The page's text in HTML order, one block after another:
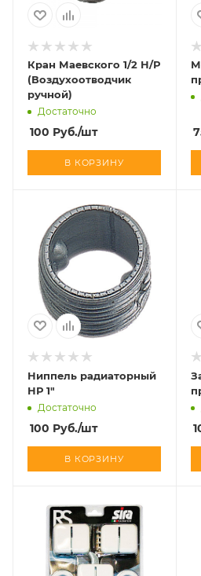
Кран Маевского 1/2 Н/Р
(Воздухоотводчик
ручной)
Достаточно
100 Руб./шт
В КОРЗИНУ
Ниппель радиаторный
НР 1"
Достаточно
100 Руб./шт
В КОРЗИНУ